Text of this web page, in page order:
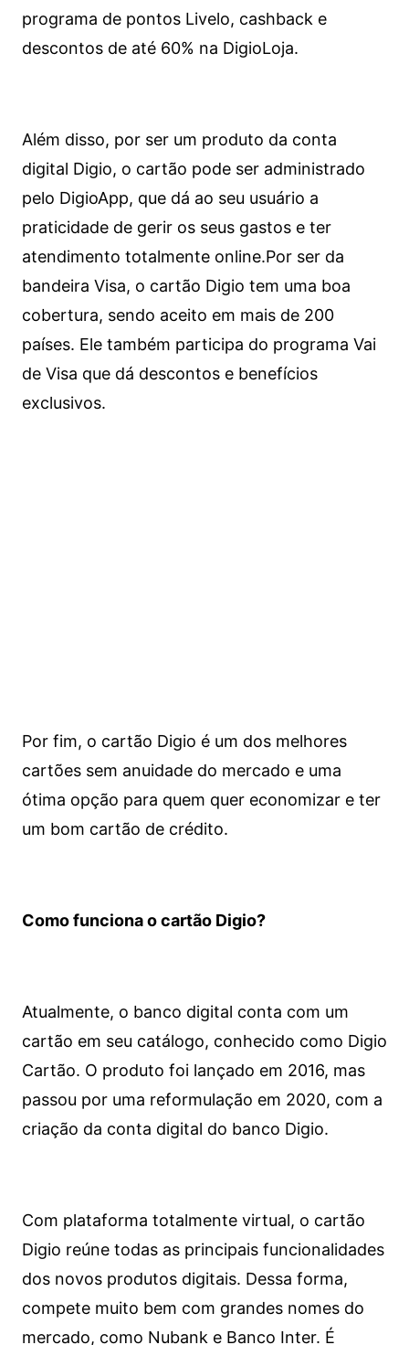
programa de pontos Livelo, cashback e
descontos de até 60% na DigioLoja.
Além disso, por ser um produto da conta
digital Digio, o cartão pode ser administrado
pelo DigioApp, que dá ao seu usuário a
praticidade de gerir os seus gastos e ter
atendimento totalmente online.Por ser da
bandeira Visa, o cartão Digio tem uma boa
cobertura, sendo aceito em mais de 200
países. Ele também participa do programa Vai
de Visa que dá descontos e benefícios
exclusivos.
Por fim, o cartão Digio é um dos melhores
cartões sem anuidade do mercado e uma
ótima opção para quem quer economizar e ter
um bom cartão de crédito.
Como funciona o cartão Digio?
Atualmente, o banco digital conta com um
cartão em seu catálogo, conhecido como Digio
Cartão. O produto foi lançado em 2016, mas
passou por uma reformulação em 2020, com a
criação da conta digital do banco Digio.
Com plataforma totalmente virtual, o cartão
Digio reúne todas as principais funcionalidades
dos novos produtos digitais. Dessa forma,
compete muito bem com grandes nomes do
mercado, como Nubank e Banco Inter. É